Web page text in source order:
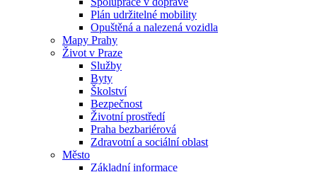
Plán udržitelné mobility
Opuštěná a nalezená vozidla
Mapy Prahy
Život v Praze
Služby
Byty
Školství
Bezpečnost
Životní prostředí
Praha bezbariérová
Zdravotní a sociální oblast
Město
Základní informace